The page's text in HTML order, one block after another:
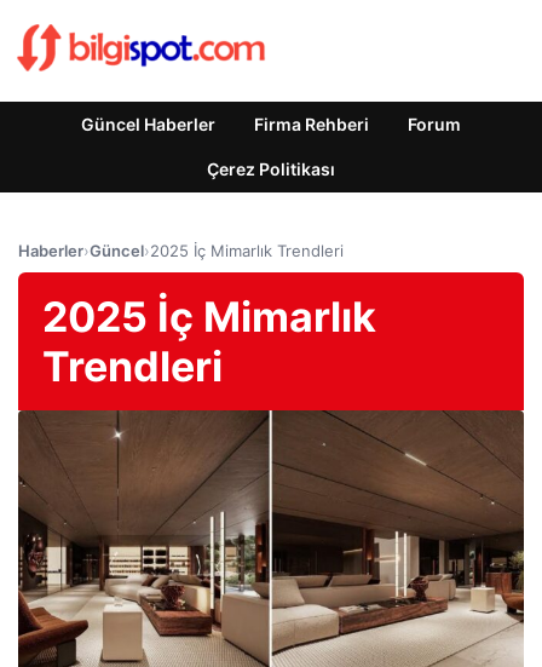
Güncel Haberler Firma Rehberi Forum
Çerez Politikası
Haberler›Güncel›2025 İç Mimarlık Trendleri
2025 İç Mimarlık
Trendleri